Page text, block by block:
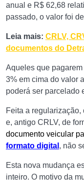
anual e R$ 62,68
passado, o valor foi
Leia mais: CRLV,
documentos do
Aqueles que
3% em cima do valor
poderá ser parcelado
Feita a regularização,
e, antigo CRLV, de
documento veicular
formato digital , não
Esta nova mudança
inteiro. O motivo da